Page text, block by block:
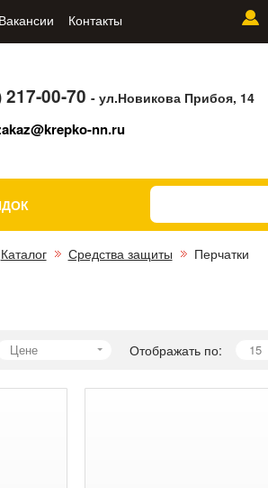
Вакансии Контакты
217-00-70- ул.Новикова Прибоя, 14
nn.ru
Каталог Средства защиты Перчатки
Цене Отображать по: 15